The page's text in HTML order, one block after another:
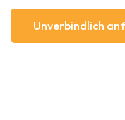
Unverbindlich